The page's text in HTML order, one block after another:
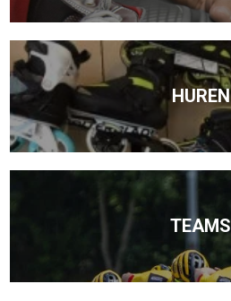
HUREN
TEAMS